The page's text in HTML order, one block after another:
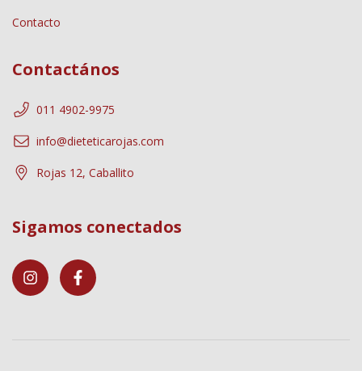
Contacto
Contactános
011 4902-9975
info@dieteticarojas.com
Rojas 12, Caballito
Sigamos conectados